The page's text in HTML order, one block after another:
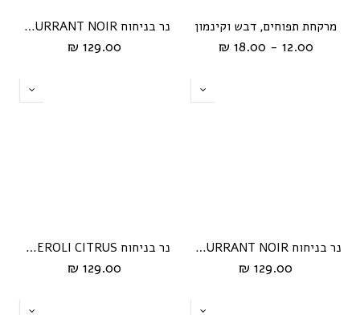
מרקחת תפוחים, דבש וקינמון
12.00 - 18.00 ₪
נר בניחוח CURRANT NOIR מבית Whick
129.00 ₪
נר בניחוח CURRANT NOIR מסדרת Black & White מבית Whick
129.00 ₪
נר בניחוח NEROLI CITRUS מסדרת Black & White מבית Whick
129.00 ₪